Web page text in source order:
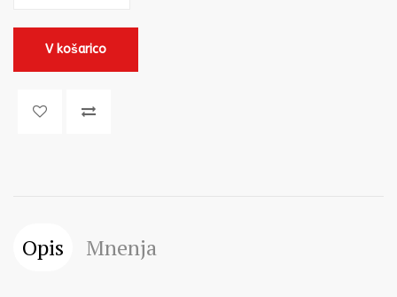
V košarico
Opis Mnenja